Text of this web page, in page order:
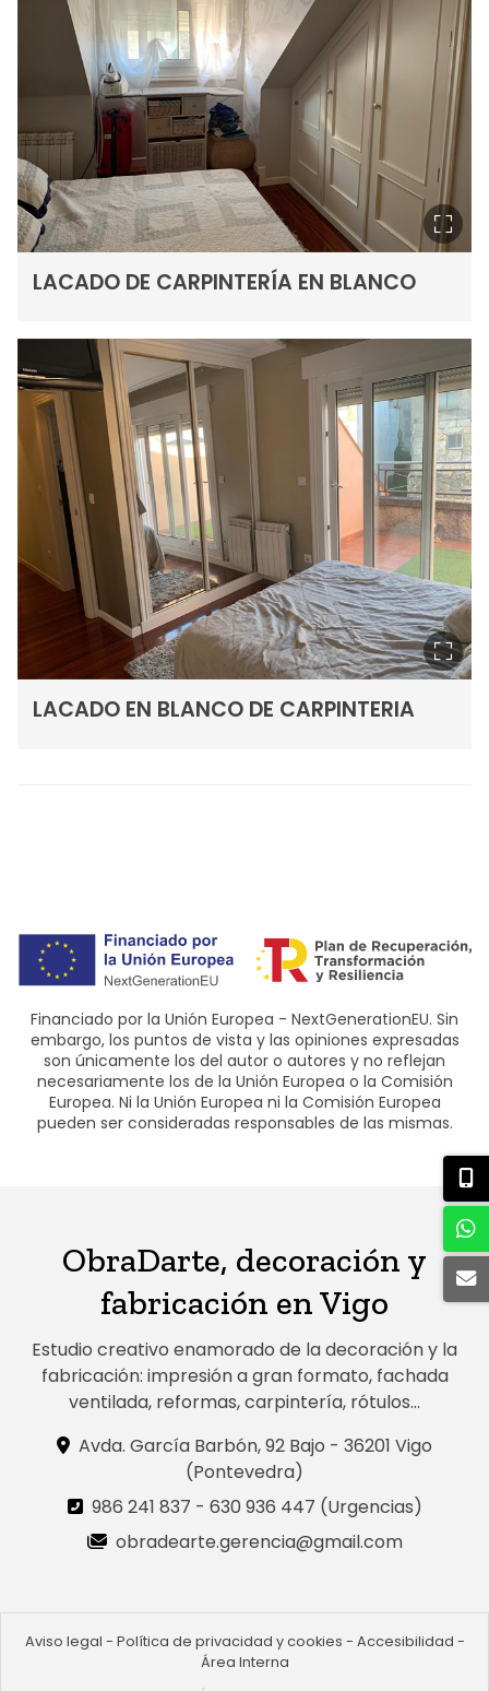
LACADO DE CARPINTERÍA EN BLANCO
LACADO EN BLANCO DE CARPINTERIA
Financiado por la Unión Europea - NextGenerationEU. Sin
embargo, los puntos de vista y las opiniones expresadas
son únicamente los del autor o autores y no reflejan
necesariamente los de la Unión Europea o la Comisión
Europea. Ni la Unión Europea ni la Comisión Europea
pueden ser consideradas responsables de las mismas.
ObraDarte, decoración y
fabricación en Vigo
Estudio creativo enamorado de la decoración y la
fabricación: impresión a gran formato, fachada
ventilada, reformas, carpintería, rótulos...
Avda. García Barbón, 92 Bajo - 36201 Vigo
(Pontevedra)
986 241 837 - 630 936 447 (Urgencias)
obradearte.gerencia@gmail.com
Aviso legal - Política de privacidad y cookies - Accesibilidad -
Área Interna